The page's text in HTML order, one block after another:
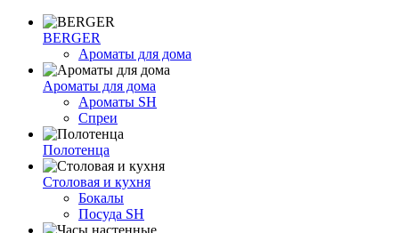
BERGER
Ароматы для дома
Ароматы для дома
Ароматы SH
Спреи
Полотенца
Столовая и кухня
Бокалы
Посуда SH